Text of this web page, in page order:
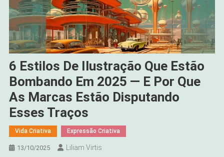
6 Estilos De Ilustração Que Estão
Bombando Em 2025 — E Por Que
As Marcas Estão Disputando
Esses Traços
Vida Criativa Expressão Criativa
13/10/2025 Liliam Virtis